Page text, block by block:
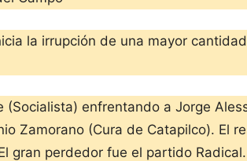
la irrupción de una mayor
enfrentando a Jorge
Zamorano (Cura de Catapilco). El
gran perdedor fue el partido Radical.